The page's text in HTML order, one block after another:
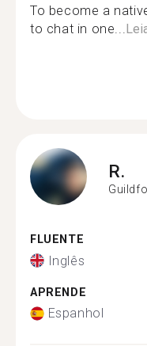
To become a
to chat in one...
R.
FLUENTE
Inglês
APRENDE
Espanhol